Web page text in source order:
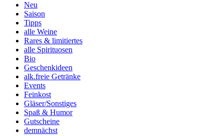
Neu
Saison
Tipps
alle Weine
Rares & limitiertes
alle Spirituosen
Bio
Geschenkideen
alk.freie Getränke
Events
Feinkost
Gläser/Sonstiges
Spaß & Humor
Gutscheine
demnächst